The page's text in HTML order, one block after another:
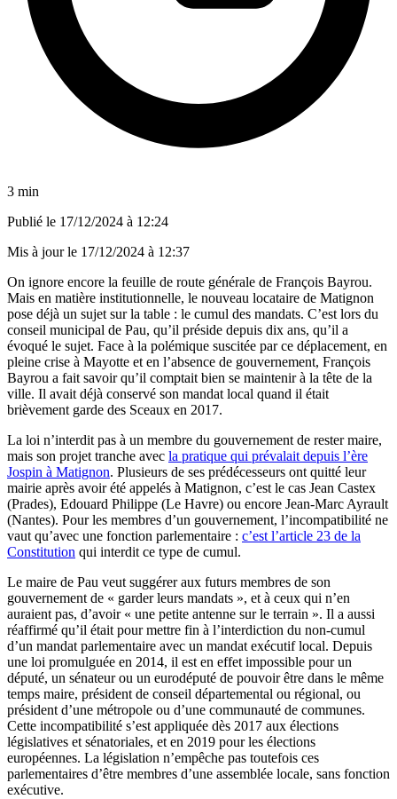
3 min
Publié le 17/12/2024 à 12:24
Mis à jour le 17/12/2024 à 12:37
On ignore encore la feuille de route générale de François Bayrou.
Mais en matière institutionnelle, le nouveau locataire de Matignon
pose déjà un sujet sur la table : le cumul des mandats. C’est lors du
conseil municipal de Pau, qu’il préside depuis dix ans, qu’il a
évoqué le sujet. Face à la polémique suscitée par ce déplacement, en
pleine crise à Mayotte et en l’absence de gouvernement, François
Bayrou a fait savoir qu’il comptait bien se maintenir à la tête de la
ville. Il avait déjà conservé son mandat local quand il était
brièvement garde des Sceaux en 2017.
La loi n’interdit pas à un membre du gouvernement de rester maire,
mais son projet tranche avec la pratique qui prévalait depuis l’ère
Jospin à Matignon. Plusieurs de ses prédécesseurs ont quitté leur
mairie après avoir été appelés à Matignon, c’est le cas Jean Castex
(Prades), Edouard Philippe (Le Havre) ou encore Jean-Marc Ayrault
(Nantes). Pour les membres d’un gouvernement, l’incompatibilité ne
vaut qu’avec une fonction parlementaire : c’est l’article 23 de la
Constitution qui interdit ce type de cumul.
Le maire de Pau veut suggérer aux futurs membres de son
gouvernement de « garder leurs mandats », et à ceux qui n’en
auraient pas, d’avoir « une petite antenne sur le terrain ». Il a aussi
réaffirmé qu’il était pour mettre fin à l’interdiction du non-cumul
d’un mandat parlementaire avec un mandat exécutif local. Depuis
une loi promulguée en 2014, il est en effet impossible pour un
député, un sénateur ou un eurodéputé de pouvoir être dans le même
temps maire, président de conseil départemental ou régional, ou
président d’une métropole ou d’une communauté de communes.
Cette incompatibilité s’est appliquée dès 2017 aux élections
législatives et sénatoriales, et en 2019 pour les élections
européennes. La législation n’empêche pas toutefois ces
parlementaires d’être membres d’une assemblée locale, sans fonction
exécutive.